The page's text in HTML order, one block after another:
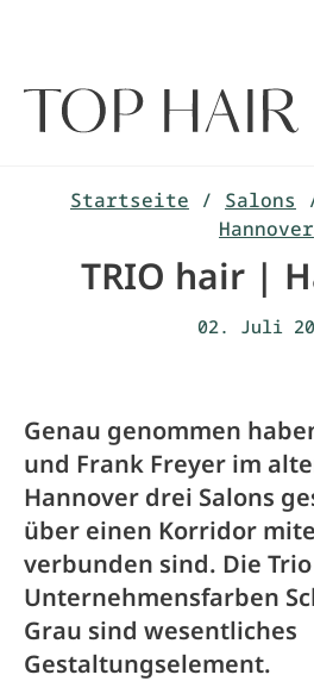
Startseite / Salons
Hannover
TRIO hair |
02. Juli
Genau genommen
und Frank Freyer im
Hannover drei Salons
über einen Korridor
verbunden sind. Die
Unternehmensfarben
Grau sind wesentliches
Gestaltungselement.